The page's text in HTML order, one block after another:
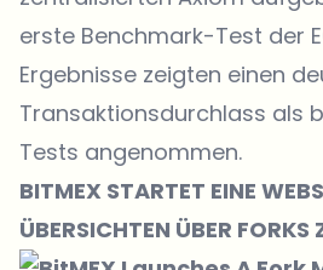
erste Benchmark-Test der
Ergebnisse zeigten einen
Transaktionsdurchlass als
Tests angenommen.
BITMEX STARTET EINE
ÜBERSICHTEN ÜBER FORKS